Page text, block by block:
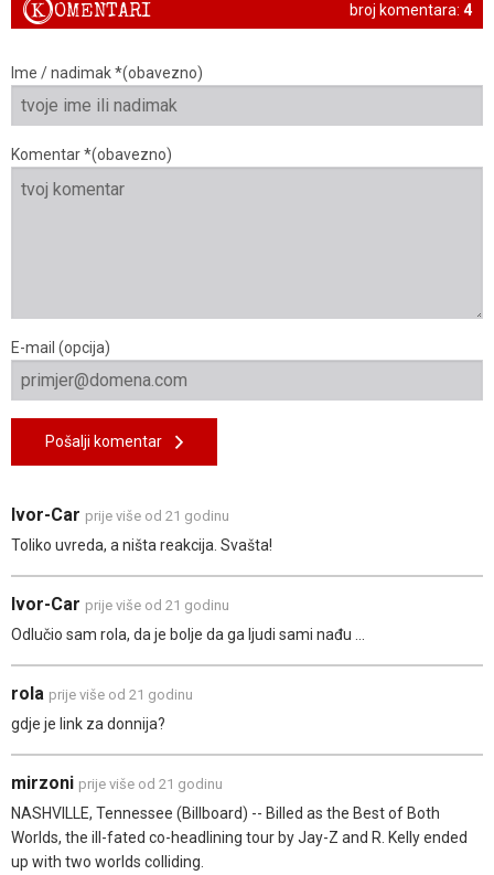
broj komentara: 4
KOMENTARI
Ime / nadimak *(obavezno)
Komentar *(obavezno)
E-mail (opcija)
Pošalji komentar
Ivor-Car prije više od 21 godinu
Toliko uvreda, a ništa reakcija. Svašta!
Ivor-Car prije više od 21 godinu
Odlučio sam rola, da je bolje da ga ljudi sami nađu ...
rola prije više od 21 godinu
gdje je link za donnija?
mirzoni prije više od 21 godinu
NASHVILLE, Tennessee (Billboard) -- Billed as the Best of Both
Worlds, the ill-fated co-headlining tour by Jay-Z and R. Kelly ended
up with two worlds colliding.